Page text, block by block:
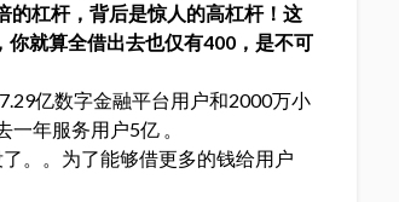
的杠杆，背后是惊人的高杠杆！这
就算全借出去也仅有400，是不可
亿数字金融平台用户和2000万小
年服务用户5亿 。
。。为了能够借更多的钱给用户